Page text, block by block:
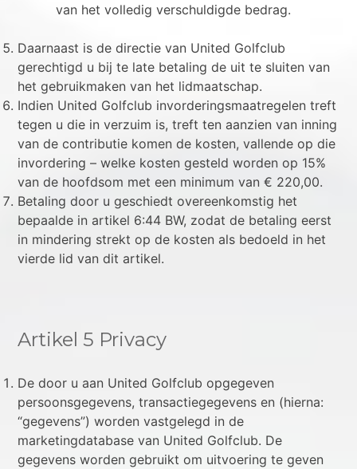
van het volledig verschuldigde bedrag.
Daarnaast is de directie van United Golfclub
gerechtigd u bij te late betaling de uit te sluiten van
het gebruikmaken van het lidmaatschap.
Indien United Golfclub invorderingsmaatregelen treft
tegen u die in verzuim is, treft ten aanzien van inning
van de contributie komen de kosten, vallende op die
invordering – welke kosten gesteld worden op 15%
van de hoofdsom met een minimum van € 220,00.
Betaling door u geschiedt overeenkomstig het
bepaalde in artikel 6:44 BW, zodat de betaling eerst
in mindering strekt op de kosten als bedoeld in het
vierde lid van dit artikel.
Artikel 5 Privacy
De door u aan United Golfclub opgegeven
persoonsgegevens, transactiegegevens en (hierna:
“gegevens”) worden vastgelegd in de
marketingdatabase van United Golfclub. De
gegevens worden gebruikt om uitvoering te geven